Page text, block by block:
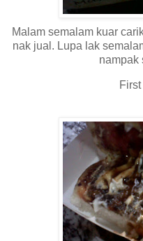
Malam semalam kuar
nak jual. Lupa lak
nampak